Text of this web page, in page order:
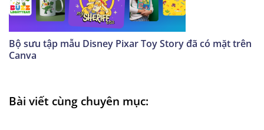
Bộ sưu tập mẫu Disney Pixar Toy Story đã có mặt trên
Canva
Bài viết cùng chuyên mục: